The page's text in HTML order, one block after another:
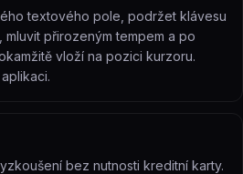
textového pole, podržet klávesu
přirozeným tempem a po
vloží na pozici kurzoru.
bez nutnosti kreditní karty.